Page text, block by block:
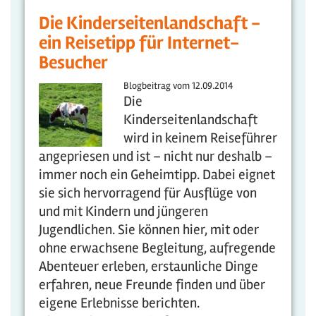
Die Kinderseitenlandschaft -
ein Reisetipp für Internet-
Besucher
Blogbeitrag vom12.09.2014
Die
Kinderseitenlandschaft
wird in keinem Reiseführer
angepriesen und ist – nicht nur deshalb –
immer noch ein Geheimtipp. Dabei eignet
sie sich hervorragend für Ausflüge von
und mit Kindern und jüngeren
Jugendlichen. Sie können hier, mit oder
ohne erwachsene Begleitung, aufregende
Abenteuer erleben, erstaunliche Dinge
erfahren, neue Freunde finden und über
eigene Erlebnisse berichten.